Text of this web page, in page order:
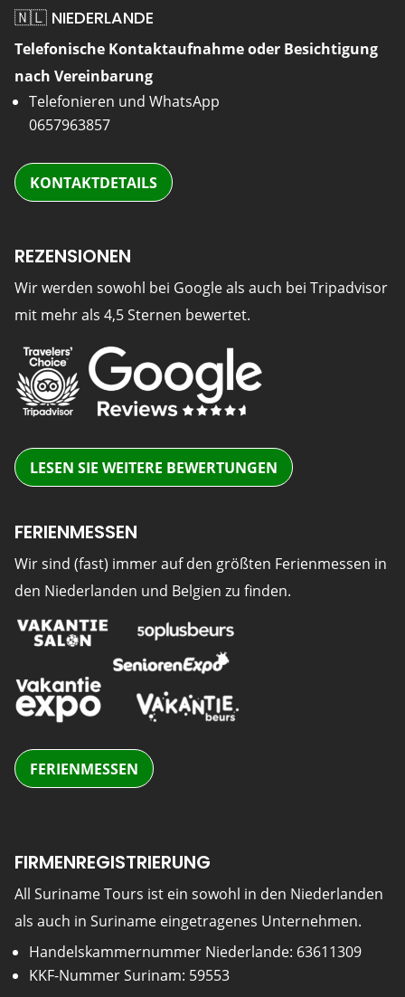
🇳🇱 NIEDERLANDE
Telefonische Kontaktaufnahme oder Besichtigung
nach Vereinbarung
Telefonieren und WhatsApp
0657963857
KONTAKTDETAILS
REZENSIONEN
Wir werden sowohl bei Google als auch bei Tripadvisor
mit mehr als 4,5 Sternen bewertet.
LESEN SIE WEITERE BEWERTUNGEN
FERIENMESSEN
Wir sind (fast) immer auf den größten Ferienmessen in
den Niederlanden und Belgien zu finden.
FERIENMESSEN
FIRMENREGISTRIERUNG
All Suriname Tours ist ein sowohl in den Niederlanden
als auch in Suriname eingetragenes Unternehmen.
Handelskammernummer Niederlande: 63611309
KKF-Nummer Surinam: 59553